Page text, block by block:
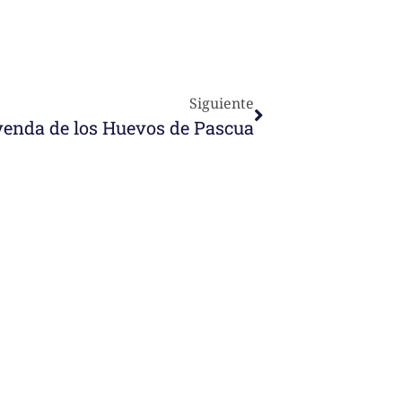
Siguiente
de los Huevos de Pascua